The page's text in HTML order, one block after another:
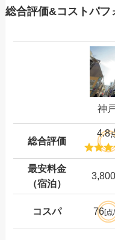
総合評価&コストパフ
神
総合評価
4.8
最安料金
（宿泊）
コスパ 76[点